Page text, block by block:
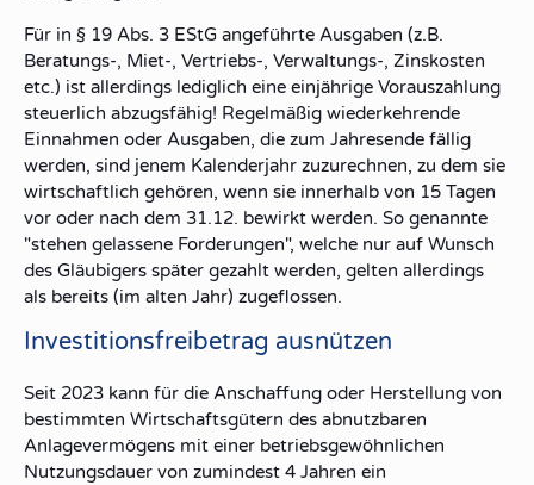
Für in § 19 Abs. 3 EStG angeführte Ausgaben (z.B.
Beratungs-, Miet-, Vertriebs-, Verwaltungs-, Zinskosten
etc.) ist allerdings lediglich eine einjährige Vorauszahlung
steuerlich abzugsfähig! Regelmäßig wiederkehrende
Einnahmen oder Ausgaben, die zum Jahresende fällig
werden, sind jenem Kalenderjahr zuzurechnen, zu dem sie
wirtschaftlich gehören, wenn sie innerhalb von 15 Tagen
vor oder nach dem 31.12. bewirkt werden. So genannte
"stehen gelassene Forderungen", welche nur auf Wunsch
des Gläubigers später gezahlt werden, gelten allerdings
als bereits (im alten Jahr) zugeflossen.
Investitionsfreibetrag ausnützen
Seit 2023 kann für die Anschaffung oder Herstellung von
bestimmten Wirtschaftsgütern des abnutzbaren
Anlagevermögens mit einer betriebsgewöhnlichen
Nutzungsdauer von zumindest 4 Jahren ein